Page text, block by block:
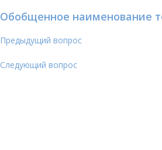
Обобщенное наименование
Предыдущий вопрос
Следующий вопрос